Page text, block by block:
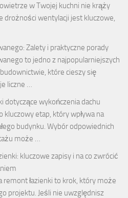
w Twojej kuchni nie krąży
drożności wentylacji jest kluczowe,
Zalety i praktyczne porady
to jedno z najpopularniejszych
które cieszy się
liczne …
dotyczące wykończenia dachu
kluczowy etap, który wpływa na
budynku. Wybór odpowiednich
może …
kluczowe zapisy i na co zwrócić
remont łazienki to krok, który może
projektu. Jeśli nie uwzględnisz